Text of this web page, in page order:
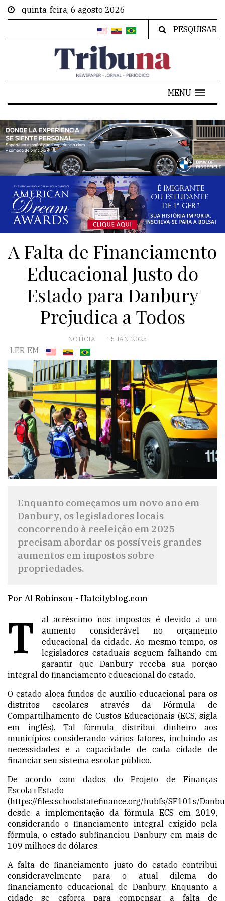
quinta-feira, 6 agosto 2026
PESQUISAR
MENU
A Falta de Financiamento
Educacional Justo do
Estado para Danbury
Prejudica a Todos
NOTÍCIA 15 JAN, 2025
LER EM
Enquanto começamos um novo ano em
Danbury, os legisladores locais
concorrendo à reeleição em 2025
precisam abordar os possíveis grandes
aumentos em impostos sobre
propriedades.
Por Al Robinson - Hatcityblog.com
T
al acréscimo nos impostos é devido a um
aumento considerável no orçamento
educacional da cidade. Ao mesmo tempo, os
legisladores estaduais seguem falhando em
garantir que Danbury receba sua porção
integral do financiamento educacional do estado.
O estado aloca fundos de auxílio educacional para os
distritos escolares através da Fórmula de
Compartilhamento de Custos Educacionais (ECS, sigla
em inglês). Tal fórmula distribui dinheiro aos
municípios considerando vários fatores, incluindo as
necessidades e a capacidade de cada cidade de
financiar seu sistema escolar público.
De acordo com dados do Projeto de Finanças
Escola+Estado
(https://files.schoolstatefinance.org/hubfs/SF101s/
desde a implementação da fórmula ECS em 2019,
considerando o financiamento integral exigido pela
fórmula, o estado subfinanciou Danbury em mais de
109 milhões de dólares.
A falta de financiamento justo do estado contribui
consideravelmente para o atual dilema do
financiamento educacional de Danbury. Enquanto a
cidade se esforça para compensar a falta de